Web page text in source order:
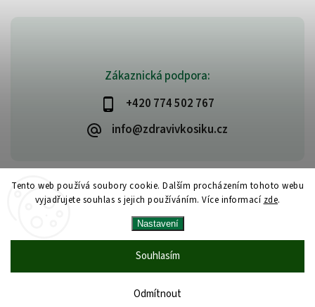
Tento web používá soubory cookie. Dalším procházením tohoto webu
vyjadřujete souhlas s jejich používáním. Více informací zde.
Nastavení
Odmítnout
Souhlasím
Zákaznická podpora:
+420 774 502 767
info@zdravivkosiku.cz
www.zdravivkosiku.cz
Upravit nastavení cookies
VytvořilShoptet | Design